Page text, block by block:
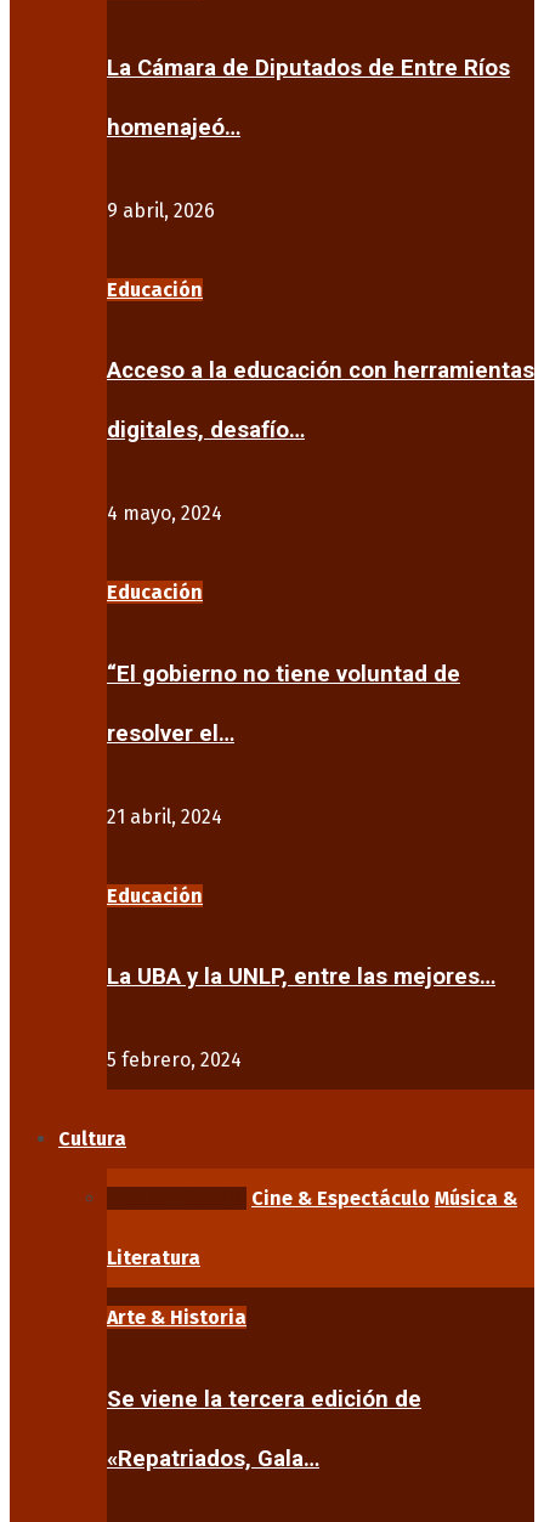
La Cámara de Diputados de Entre Ríos
homenajeó…
9 abril, 2026
Educación
Acceso a la educación con herramientas
digitales, desafío…
4 mayo, 2024
Educación
“El gobierno no tiene voluntad de
resolver el…
21 abril, 2024
Educación
La UBA y la UNLP, entre las mejores…
5 febrero, 2024
Cultura
Cine & Espectáculo Música &
Literatura
Arte & Historia
Se viene la tercera edición de
«Repatriados, Gala…